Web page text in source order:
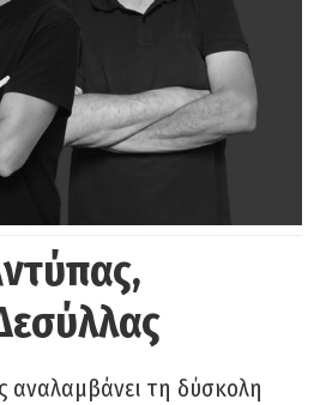
αναλαμβάνει τη δύσκολη